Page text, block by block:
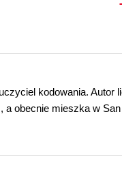
kodowania. Autor
obecnie mieszka w